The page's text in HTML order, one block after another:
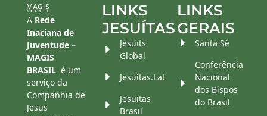
A Rede
Inaciana de
Juventude –
MAGIS
BRASIL é um
serviço da
Companhia de
Jesus
LINKS
JESUÍTAS
Jesuits
Global
Jesuítas.Lat
Jesuítas
Brasil
LINKS
GERAIS
Santa Sé
Conferência
Nacional
dos Bispos
do Brasil